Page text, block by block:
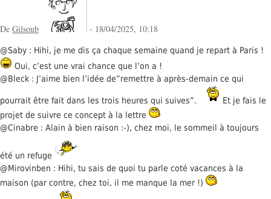
De Gilsoub - 18/04/2025, 10:18
@Saby : Hihi, je me dis ça chaque semaine quand je repart à Paris !
Oui, c’est une vrai chance que l’on a !
@Bleck : J’aime bien l’idée de”remettre à après-demain ce qui
pourrait être fait dans les trois heures qui suives”.
Et je fais le
projet de suivre ce concept à la lettre
@Cinabre : Alain à bien raison :-), chez moi, le sommeil à toujours
été un refuge
@Mirovinben : Hihi, tu sais de quoi tu parle coté vacances à la
maison (par contre, chez toi, il me manque la mer !)